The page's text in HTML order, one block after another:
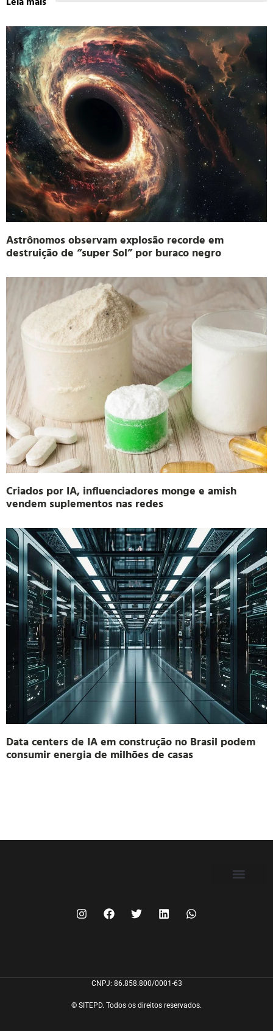
Astrônomos observam explosão recorde em
destruição de “super Sol” por buraco negro
Criados por IA, influenciadores monge e amish
vendem suplementos nas redes
Data centers de IA em construção no Brasil podem
consumir energia de milhões de casas
CNPJ: 86.858.800/0001-63
© SITEPD. Todos os direitos reservados.